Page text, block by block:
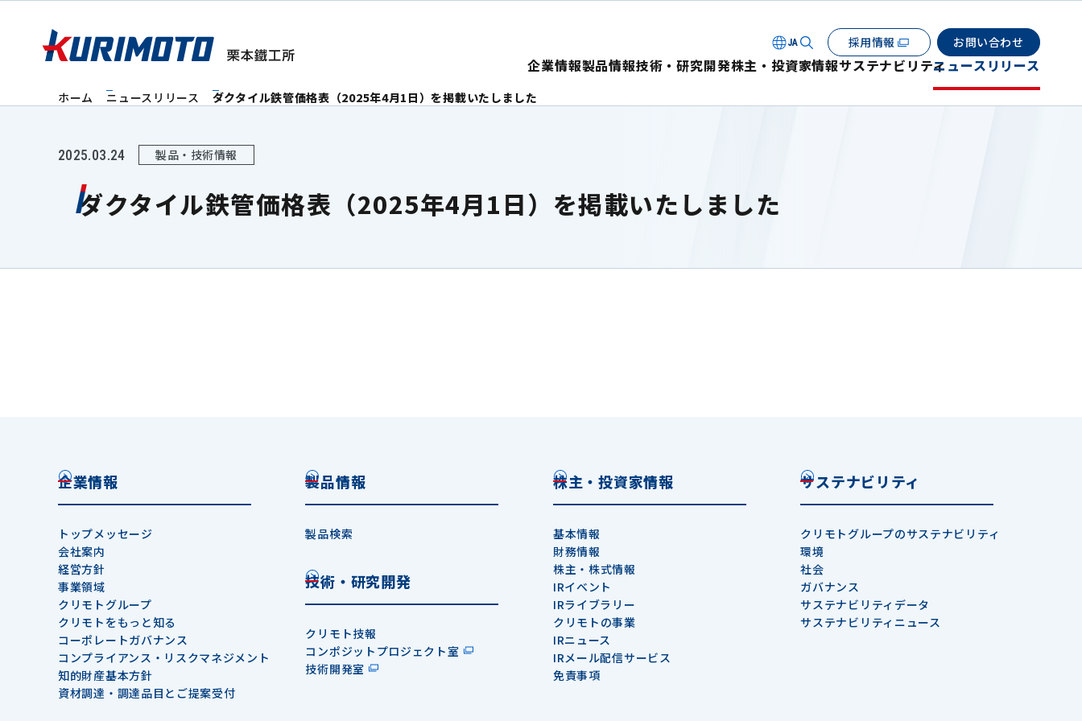
企業情報製品情報技術・研究開発株主・投資家情報サステナビリティニュースリリース
JA 採用情報 お問い合わせ
ホーム ニュースリリース ダクタイル鉄管価格表（2025年4月1日）を掲載いたしました
2025.03.24 製品・技術情報
ダクタイル鉄管価格表（2025年4月1日）を掲載いたしました
企業情報
トップメッセージ
会社案内
経営方針
事業領域
クリモトグループ
クリモトをもっと知る
コーポレートガバナンス
コンプライアンス・リスクマネジメント
知的財産基本方針
資材調達・調達品目とご提案受付
製品情報
製品検索
技術・研究開発
クリモト技報
コンポジットプロジェクト室
技術開発室
株主・投資家情報
基本情報
財務情報
株主・株式情報
IRイベント
IRライブラリー
クリモトの事業
IRニュース
IRメール配信サービス
免責事項
サステナビリティ
クリモトグループのサステナビリティ
環境
社会
ガバナンス
サステナビリティデータ
サステナビリティニュース